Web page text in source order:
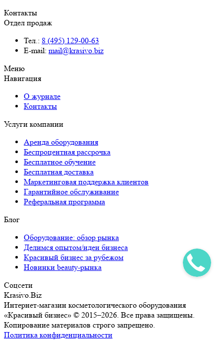
Контакты
Отдел продаж
Тел.: 8 (495) 129-00-63
E-mail: mail@krasivo.biz
Меню
Навигация
О журнале
Контакты
Услуги компании
Аренда оборудования
Беспроцентная рассрочка
Бесплатное обучение
Бесплатная доставка
Маркетинговая поддержка клиентов
Гарантийное обслуживание
Реферальная программа
Блог
Оборудование: обзор рынка
Делимся опытом/идеи бизнеса
Красивый бизнес за рубежом
Новинки beauty-рынка
Соцсети
Krasivo.Biz
Интернет-магазин косметологического оборудования
«Красивый бизнес» © 2015–2026. Все права защищены.
Копирование материалов строго запрещено.
Политика конфиденциальности